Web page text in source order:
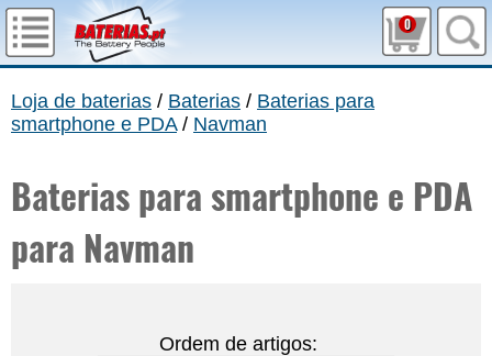
0
Loja de baterias / Baterias / Baterias para
smartphone e PDA/ Navman
Baterias para smartphone e PDA
para Navman
Ordem de artigos: